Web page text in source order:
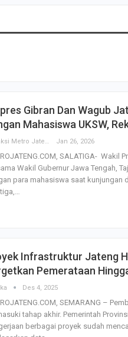
Gibran Dan Wagub
Mahasiswa UKSW,
Redaksi Metro Jateng Jan 26, 2026
SALATIGA- Wakil
Wakil Gubernur Jawa Tengah,
para mahasiswa saat kunjungan
Infrastruktur Jateng
Pemerataan
Des 4, 2025
SEMARANG –
tahap akhir. Pemerintah
berbagai proyek sudah